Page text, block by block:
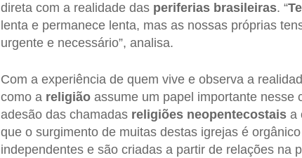
direta com a realidade das periferias brasileiras. “
lenta e permanece lenta, mas as nossas próprias
urgente e necessário”, analisa.
Com a experiência de quem vive e observa a
como a religiãoassume um papel importante nesse
adesão das chamadas religiões neopentecostaisa
que o surgimento de muitas destas igrejas é
independentes e são criadas a partir de relações na